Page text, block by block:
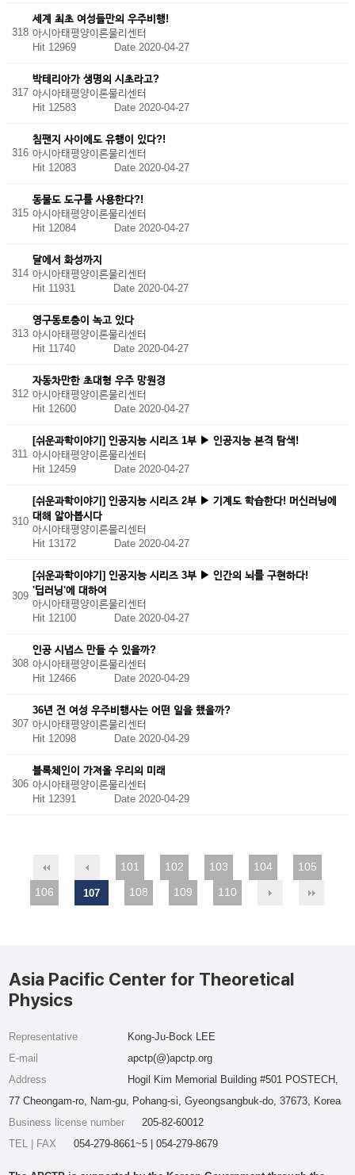
318
세계 최초 여성들만의 우주비행!
아시아태평양이론물리센터
Hit 12969 Date 2020-04-27
317
박테리아가 생명의 시초라고?
아시아태평양이론물리센터
Hit 12583 Date 2020-04-27
316
침팬지 사이에도 유행이 있다?!
아시아태평양이론물리센터
Hit 12083 Date 2020-04-27
315
동물도 도구를 사용한다?!
아시아태평양이론물리센터
Hit 12084 Date 2020-04-27
314
달에서 화성까지
아시아태평양이론물리센터
Hit 11931 Date 2020-04-27
313
영구동토층이 녹고 있다
아시아태평양이론물리센터
Hit 11740 Date 2020-04-27
312
자동차만한 초대형 우주 망원경
아시아태평양이론물리센터
Hit 12600 Date 2020-04-27
311
[쉬운과학이야기] 인공지능 시리즈 1부 ▶ 인공지능 본격 탐색!
아시아태평양이론물리센터
Hit 12459 Date 2020-04-27
310
[쉬운과학이야기] 인공지능 시리즈 2부 ▶ 기계도 학습한다! 머신러닝에
대해 알아봅시다
아시아태평양이론물리센터
Hit 13172
Date 2020-04-27
309
[쉬운과학이야기] 인공지능 시리즈 3부 ▶ 인간의 뇌를 구현하다!
'딥러닝'에 대하여
아시아태평양이론물리센터
Hit 12100
Date 2020-04-27
308
인공 시냅스 만들 수 있을까?
아시아태평양이론물리센터
Hit 12466 Date 2020-04-29
307
36년 전 여성 우주비행사는 어떤 일을 했을까?
아시아태평양이론물리센터
Hit 12098 Date 2020-04-29
306
블록체인이 가져올 우리의 미래
아시아태평양이론물리센터
Hit 12391 Date 2020-04-29
101 102 103 104
105
106
107 108 109 110
Asia Pacific Center for Theoretical
Physics
Representative
Kong-Ju-Bock LEE
E-mail
apctp(@)apctp.org
Address
Hogil Kim Memorial Building #501 POSTECH,
77 Cheongam-ro, Nam-gu, Pohang-si, Gyeongsangbuk-do, 37673, Korea
Business license number
205-82-60012
TEL | FAX
054-279-8661~5 | 054-279-8679